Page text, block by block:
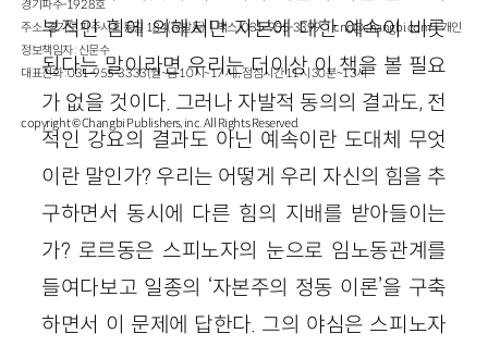
부적인 힘에 의해서만 자본에 대한 예속이 비롯
된다는 말이라면 우리는 더이상 이 책을 볼 필요
가 없을 것이다. 그러나 자발적 동의의 결과도, 전
적인 강요의 결과도 아닌 예속이란 도대체 무엇
이란 말인가? 우리는 어떻게 우리 자신의 힘을 추
구하면서 동시에 다른 힘의 지배를 받아들이는
가? 로르동은 스피노자의 눈으로 임노동관계를
들여다보고 일종의 ‘자본주의 정동 이론’을 구축
하면서 이 문제에 답한다. 그의 야심은 스피노자
경기파주-1928호
주소 : 경기도 파주시 회동길 184(문발동)ㅣ팩스 : 031-955-3399 ㅣcnc@changbi.comㅣ개인
정보책임자 : 신문수
대표전화 : 031-955-3333(월~금 10시~17시), 점심시간 11시 30분~13시
copyright © Changbi Publishers, inc. All Rights Reserved.